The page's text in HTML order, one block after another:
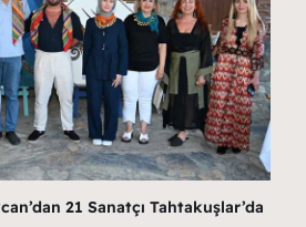
21 Sanatçı Tahtakuşlar’da